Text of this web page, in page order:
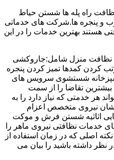
راه پله ها شستن حیاط
و پنجره ها.شرکت های خدماتی
هستند بهترین خدمات را در این
نظافت منزل شامل:جاروکشی
کمدها تمیز کردن پنجره
شستشوی سرویس های
تقاضا را از سمت
هر خدمتی که نیاز دارد را به
نیروی متخصص اعزام
اثاثیه شستن فرش و موکت
خدمات نظافتی نیروی ماهر را
اصلی که در زمان استفاده از
داشته باشید را بیان می